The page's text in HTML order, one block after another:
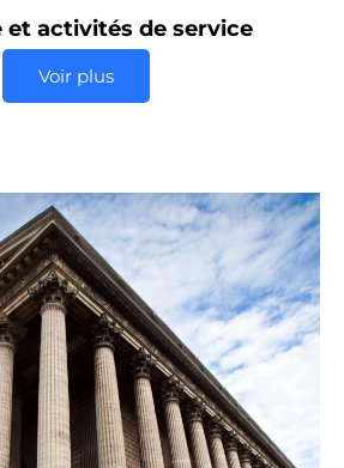
et activités de service
Voir plus